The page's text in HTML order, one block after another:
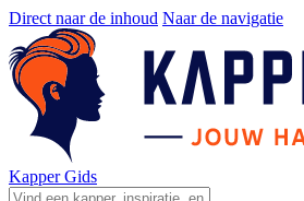
Direct naar de inhoud Naar de navigatie
Kapper Gids